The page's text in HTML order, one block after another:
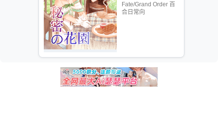
Fate/Grand Order 百
合日常向